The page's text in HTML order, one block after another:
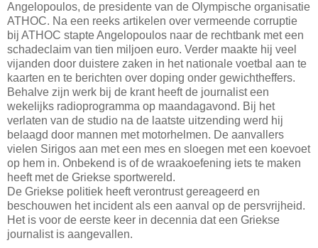
Angelopoulos, de presidente van de Olympische organisatie
ATHOC. Na een reeks artikelen over vermeende corruptie
bij ATHOC stapte Angelopoulos naar de rechtbank met een
schadeclaim van tien miljoen euro. Verder maakte hij veel
vijanden door duistere zaken in het nationale voetbal aan te
kaarten en te berichten over doping onder gewichtheffers.
Behalve zijn werk bij de krant heeft de journalist een
wekelijks radioprogramma op maandagavond. Bij het
verlaten van de studio na de laatste uitzending werd hij
belaagd door mannen met motorhelmen. De aanvallers
vielen Sirigos aan met een mes en sloegen met een koevoet
op hem in. Onbekend is of de wraakoefening iets te maken
heeft met de Griekse sportwereld.
De Griekse politiek heeft verontrust gereageerd en
beschouwen het incident als een aanval op de persvrijheid.
Het is voor de eerste keer in decennia dat een Griekse
journalist is aangevallen.